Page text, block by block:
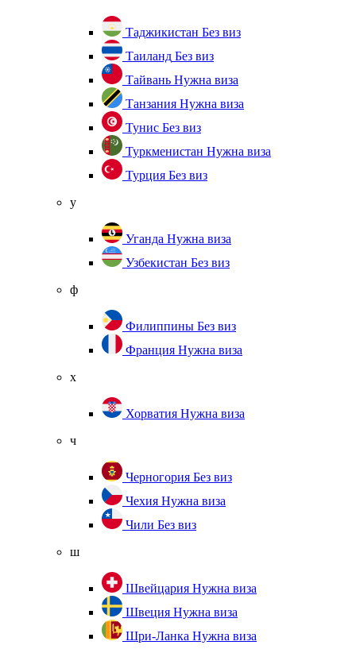
Таджикистан Без виз
Таиланд Без виз
Тайвань Нужна виза
Танзания Нужна виза
Тунис Без виз
Туркменистан Нужна виза
Турция Без виз
у
Уганда Нужна виза
Узбекистан Без виз
ф
Филиппины Без виз
Франция Нужна виза
х
Хорватия Нужна виза
ч
Черногория Без виз
Чехия Нужна виза
Чили Без виз
ш
Швейцария Нужна виза
Швеция Нужна виза
Шри-Ланка Нужна виза